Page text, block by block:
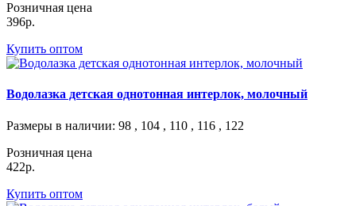
Розничная цена
396р.
Купить оптом
Водолазка детская однотонная интерлок, молочный
Размеры в наличии: 98 , 104 , 110 , 116 , 122
Розничная цена
422р.
Купить оптом